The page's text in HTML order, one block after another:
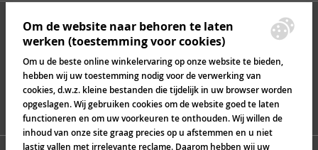
Om de website naar behoren te laten
werken (toestemming voor cookies)
Om u de beste online winkelervaring op onze website te bieden,
hebben wij uw toestemming nodig voor de verwerking van
cookies, d.w.z. kleine bestanden die tijdelijk in uw browser worden
opgeslagen. Wij gebruiken cookies om de website goed te laten
functioneren en om uw voorkeuren te onthouden. Wij willen de
inhoud van onze site graag precies op u afstemmen en u niet
lastig vallen met irrelevante reclame. Daarom hebben wij uw